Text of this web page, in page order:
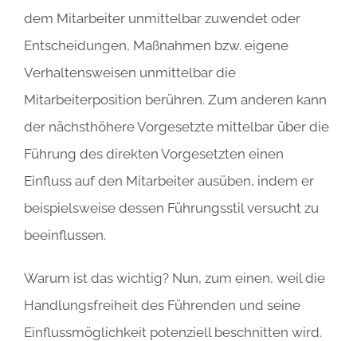
dem Mitarbeiter unmittelbar zuwendet oder
Entscheidungen, Maßnahmen bzw. eigene
Verhaltensweisen unmittelbar die
Mitarbeiterposition berühren. Zum anderen kann
der nächsthöhere Vorgesetzte mittelbar über die
Führung des direkten Vorgesetzten einen
Einfluss auf den Mitarbeiter ausüben, indem er
beispielsweise dessen Führungsstil versucht zu
beeinflussen.
Warum ist das wichtig? Nun, zum einen, weil die
Handlungsfreiheit des Führenden und seine
Einflussmöglichkeit potenziell beschnitten wird.